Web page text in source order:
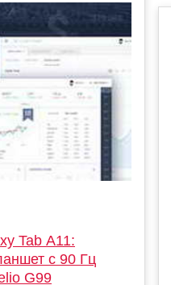
Tab A11:
с 90 Гц
G99